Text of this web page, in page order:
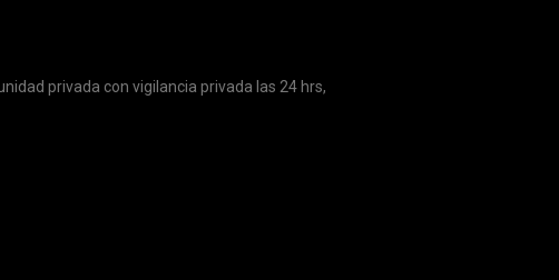
privada con vigilancia privada las 24 hrs,